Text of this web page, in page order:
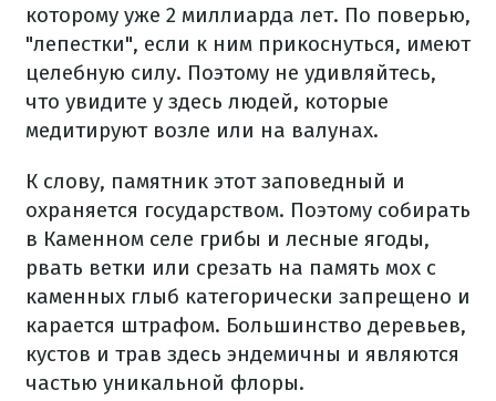
которому уже 2 миллиарда лет. По поверью,
"лепестки", если к ним прикоснуться, имеют
целебную силу. Поэтому не удивляйтесь,
что увидите у здесь людей, которые
медитируют возле или на валунах.
К слову, памятник этот заповедный и
охраняется государством. Поэтому собирать
в Каменном селе грибы и лесные ягоды,
рвать ветки или срезать на память мох с
каменных глыб категорически запрещено и
карается штрафом. Большинство деревьев,
кустов и трав здесь эндемичны и являются
частью уникальной флоры.